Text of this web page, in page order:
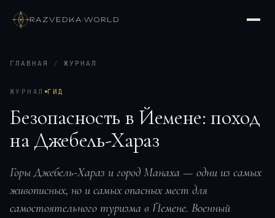
RAZVEDKA·WORLD
ГЛАВНАЯ / ЖУРНАЛ
ЖУРНАЛ ГИД
Безопасность в Йемене: поход
на Джебель-Хараз
Горы Джебель-Хараз и город Манаха — одни из самых
живописных, но и самых опасных мест для
самостоятельного туризма в Йемене. Военный